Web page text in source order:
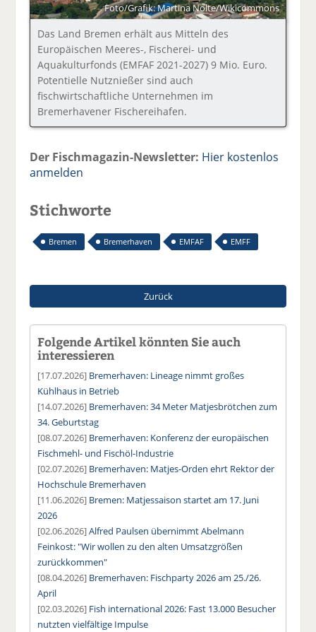
Foto/Grafik: Martina Nolte/Wikicommons
Das Land Bremen erhält aus Mitteln des
Europäischen Meeres-, Fischerei- und
Aquakulturfonds (EMFAF 2021-2027) 9 Mio. Euro.
Potentielle Nutznießer sind auch
fischwirtschaftliche Unternehmen im
Bremerhavener Fischereihafen.
Der Fischmagazin-Newsletter: Hier kostenlos
anmelden
Stichworte
Bremen Bremerhaven EMFAF EMFF
Zurück
Folgende Artikel könnten Sie auch
interessieren
[17.07.2026] Bremerhaven: Lineage nimmt großes
Kühlhaus in Betrieb
[14.07.2026] Bremerhaven: 34 Meter Matjesbrötchen zum
34. Geburtstag
[08.07.2026] Bremerhaven: Konferenz der europäischen
Fischmehl- und Fischöl-Industrie
[02.07.2026] Bremerhaven: Matjes-Orden ehrt Rektor der
Hochschule Bremerhaven
[11.06.2026] Bremen: Matjessaison startet am 17. Juni
2026
[02.06.2026]Alfred Paulsen übernimmt Abelmann
Feinkost: "Wir wollen zu den alten Umsatzgrößen
zurückkommen"
[08.04.2026] Bremerhaven: Fischparty 2026 am 25./26.
April
[02.03.2026] Fish international 2026: Fast 13.000 Besucher
nutzten vielfältige Impulse